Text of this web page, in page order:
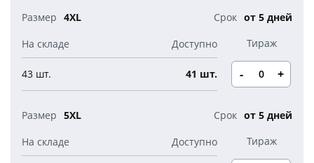
4XL от 5 дней
43 шт. 41 шт. - +
5XL от 5 дней